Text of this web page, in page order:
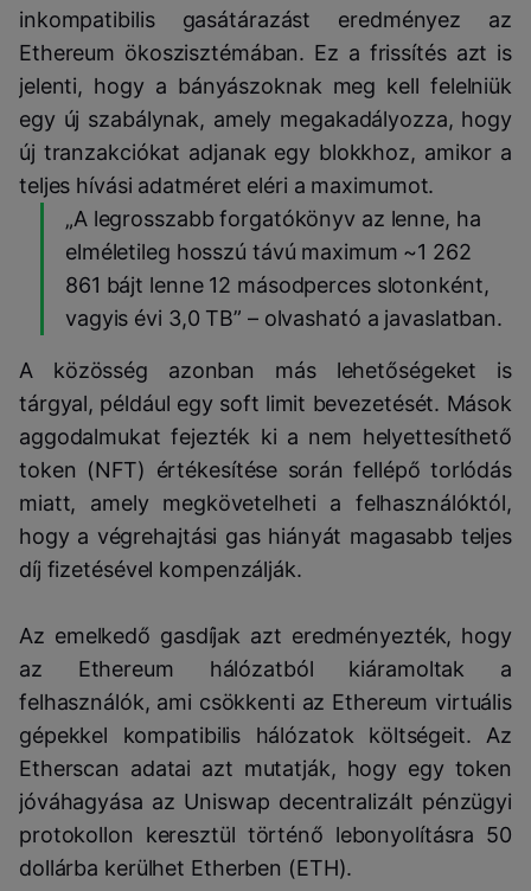
inkompatibilis gasátárazást eredményez az
Ethereum ökoszisztémában. Ez a frissítés azt is
jelenti, hogy a bányászoknak meg kell felelniük
egy új szabálynak, amely megakadályozza, hogy
új tranzakciókat adjanak egy blokkhoz, amikor a
teljes hívási adatméret eléri a maximumot.
„A legrosszabb forgatókönyv az lenne, ha
elméletileg hosszú távú maximum ~1 262
861 bájt lenne 12 másodperces slotonként,
vagyis évi 3,0 TB” – olvasható a javaslatban.
A közösség azonban más lehetőségeket is
tárgyal, például egy soft limit bevezetését. Mások
aggodalmukat fejezték ki a nem helyettesíthető
token (NFT) értékesítése során fellépő torlódás
miatt, amely megkövetelheti a felhasználóktól,
hogy a végrehajtási gas hiányát magasabb teljes
díj fizetésével kompenzálják.
Az emelkedő gasdíjak azt eredményezték, hogy
az Ethereum hálózatból kiáramoltak a
felhasználók, ami csökkenti az Ethereum virtuális
gépekkel kompatibilis hálózatok költségeit. Az
Etherscan adatai azt mutatják, hogy egy token
jóváhagyása az Uniswap decentralizált pénzügyi
protokollon keresztül történő lebonyolításra 50
dollárba kerülhet Etherben (ETH).